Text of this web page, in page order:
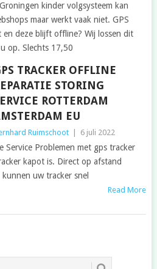
kinder volgsysteem kan
maar werkt vaak niet. GPS
deze blijft offline? Wij lossen dit
op. Slechts 17,50
TRACKER OFFLINE
STORING
ROTTERDAM
EU
Ruimschoot 6 juli 2022
Service Problemen met gps tracker
kapot is. Direct op afstand
uw tracker snel
Read More